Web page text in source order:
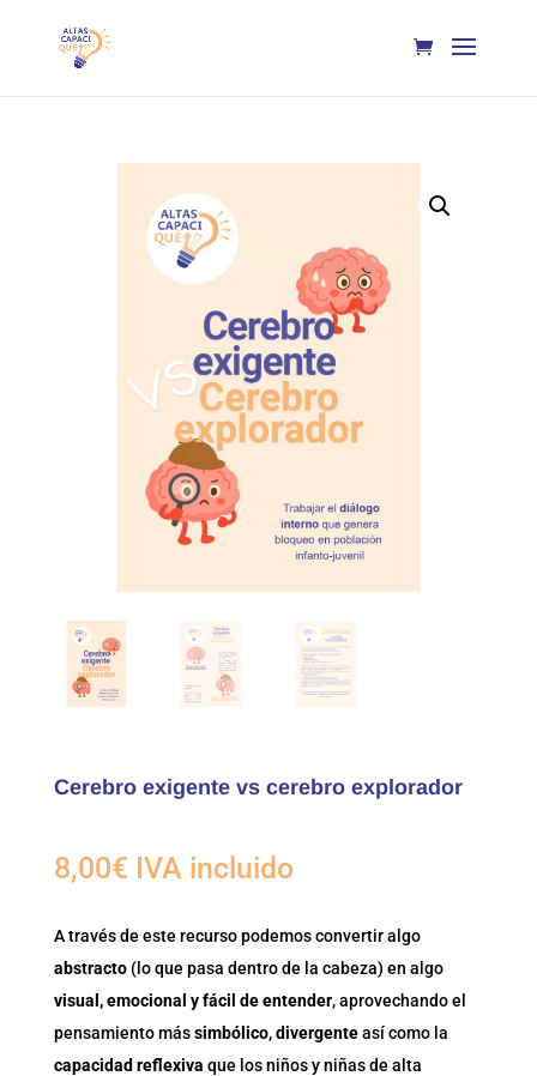
Cerebro exigente vs cerebro explorador
8,00€ IVA incluido
A través de este recurso podemos convertir algo
abstracto(lo que pasa dentro de la cabeza) en algo
visual, emocional y fácil de entender, aprovechando el
pensamiento mássimbólico,divergenteasí como la
capacidad reflexiva que los niños y niñas de alta